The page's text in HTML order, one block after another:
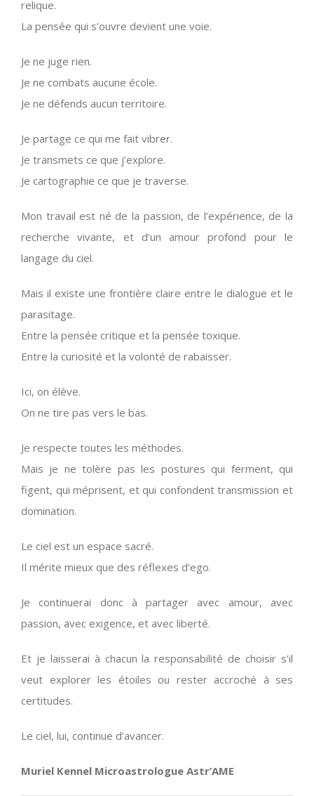
relique.
La pensée qui s’ouvre devient une voie.
Je ne juge rien.
Je ne combats aucune école.
Je ne défends aucun territoire.
Je partage ce qui me fait vibrer.
Je transmets ce que j’explore.
Je cartographie ce que je traverse.
Mon travail est né de la passion, de l’expérience, de la
recherche vivante, et d’un amour profond pour le
langage du ciel.
Mais il existe une frontière claire entre le dialogue et le
parasitage.
Entre la pensée critique et la pensée toxique.
Entre la curiosité et la volonté de rabaisser.
Ici, on élève.
On ne tire pas vers le bas.
Je respecte toutes les méthodes.
Mais je ne tolère pas les postures qui ferment, qui
figent, qui méprisent, et qui confondent transmission et
domination.
Le ciel est un espace sacré.
Il mérite mieux que des réflexes d’ego.
Je continuerai donc à partager avec amour, avec
passion, avec exigence, et avec liberté.
Et je laisserai à chacun la responsabilité de choisir s’il
veut explorer les étoiles ou rester accroché à ses
certitudes.
Le ciel, lui, continue d’avancer.
Muriel Kennel Microastrologue Astr’AME